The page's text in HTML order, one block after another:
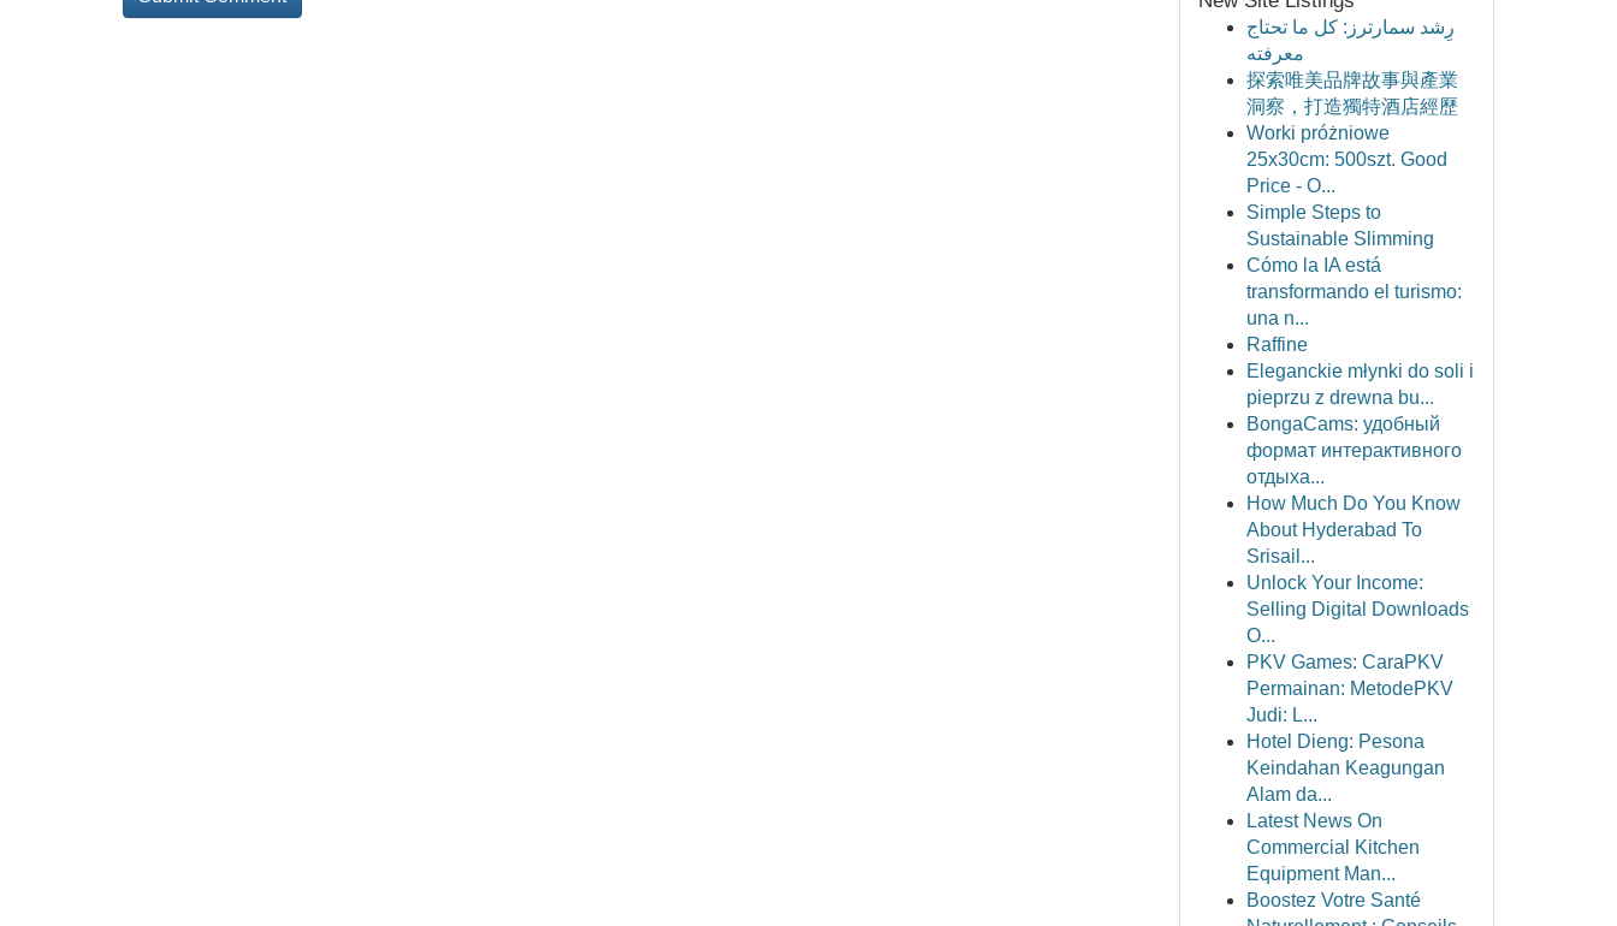
رِشد سمارترز: كل ما تحتاج
معرفته
探索唯美品牌故事與產業
洞察，打造獨特酒店經歷
Worki próżniowe
25x30cm: 500szt. Good
Price - O...
Simple Steps to
Sustainable Slimming
Cómo la IA está
transformando el turismo:
una n...
Raffine
Eleganckie młynki do soli i
pieprzu z drewna bu...
BongaCams: удобный
формат интерактивного
отдыха...
How Much Do You Know
About Hyderabad To
Srisail...
Unlock Your Income:
Selling Digital Downloads
O...
PKV Games: CaraPKV
Permainan: MetodePKV
Judi: L...
Hotel Dieng: Pesona
Keindahan Keagungan
Alam da...
Latest News On
Commercial Kitchen
Equipment Man...
Boostez Votre Santé